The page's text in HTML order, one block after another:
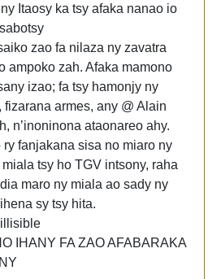
Itaosy ka tsy afaka nanao io
zao fa nilaza ny zavatra
ampoko zah. Afaka mamono
izao; fa tsy hamonjy ny
fizarana armes, any @ Alain
n’inoninona ataonareo ahy.
fanjakana sisa no miaro ny
tsy ho TGV intsony, raha
maro ny miala ao sady ny
sy tsy hita.
IHANY FA ZAO AFABARAKA